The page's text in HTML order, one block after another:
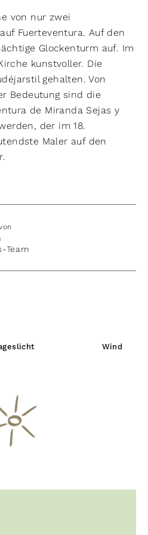
von nur zwei
Fuerteventura. Auf den
Glockenturm auf. Im
kunstvoller. Die
gehalten. Von
Bedeutung sind die
de Miranda Sejas y
der im 18.
Maler auf den
Team
Wind